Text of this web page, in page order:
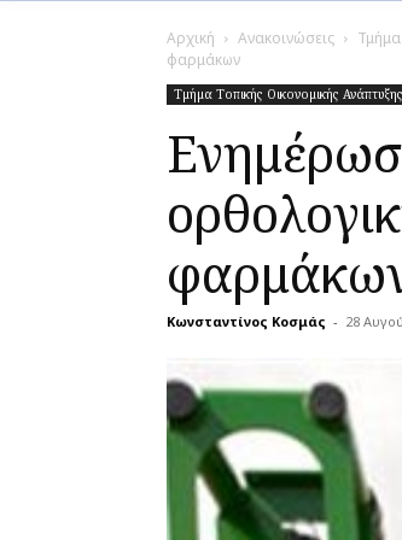
Αρχική Ανακοινώσεις
φαρμάκων
Τμήμα Τοπικής Οικονομικής Ανάπτυξης
Κωνσταντίνος Κοσμάς - 28